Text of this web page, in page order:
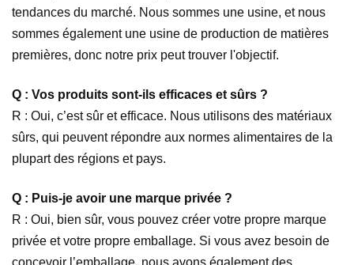
tendances du marché. Nous sommes une usine, et nous
sommes également une usine de production de matières
premières, donc notre prix peut trouver l'objectif.
Q : Vos produits sont-ils efficaces et sûrs ?
R : Oui, c’est sûr et efficace. Nous utilisons des matériaux
sûrs, qui peuvent répondre aux normes alimentaires de la
plupart des régions et pays.
Q : Puis-je avoir une marque privée ?
R : Oui, bien sûr, vous pouvez créer votre propre marque
privée et votre propre emballage. Si vous avez besoin de